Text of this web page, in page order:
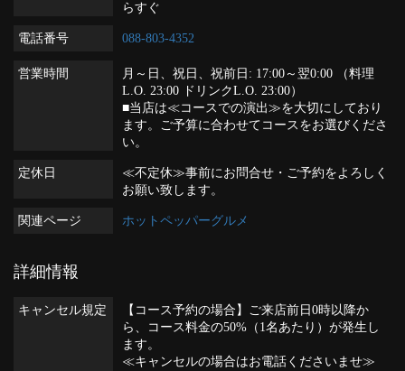
らすぐ
電話番号 088-803-4352
営業時間
月～日、祝日、祝前日: 17:00～翌0:00 （料理
L.O. 23:00 ドリンクL.O. 23:00）
■当店は≪コースでの演出≫を大切にしており
ます。ご予算に合わせてコースをお選びくださ
い。
定休日
≪不定休≫事前にお問合せ・ご予約をよろしく
お願い致します。
関連ページ ホットペッパーグルメ
詳細情報
キャンセル規定
【コース予約の場合】ご来店前日0時以降か
ら、コース料金の50%（1名あたり）が発生し
ます。
≪キャンセルの場合はお電話くださいませ≫